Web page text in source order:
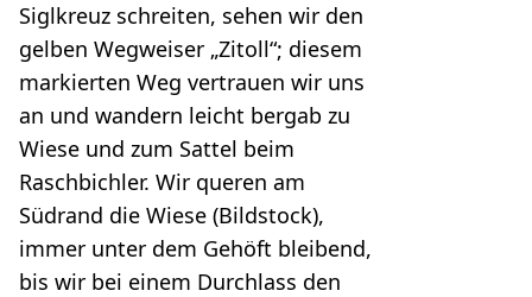
Siglkreuz schreiten, sehen wir den
gelben Wegweiser „Zitoll“; diesem
markierten Weg vertrauen wir uns
an und wandern leicht bergab zu
Wiese und zum Sattel beim
Raschbichler. Wir queren am
Südrand die Wiese (Bildstock),
immer unter dem Gehöft bleibend,
bis wir bei einem Durchlass den